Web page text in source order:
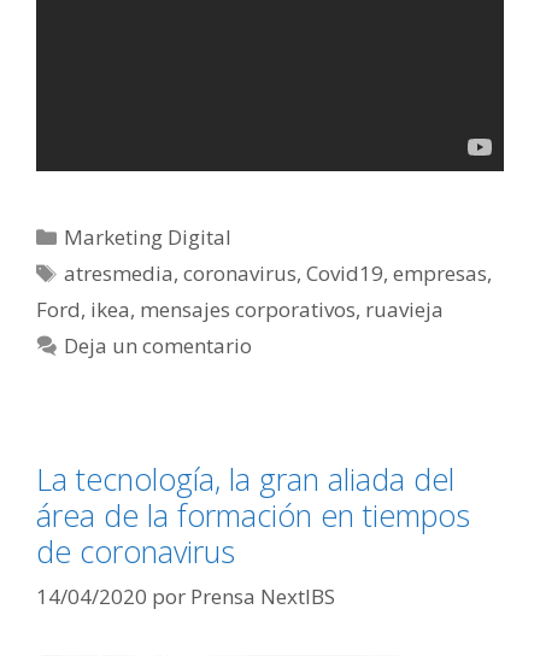
Categorías
Marketing Digital
Etiquetas
atresmedia,coronavirus,Covid19,empresas,
Ford, ikea, mensajes corporativos, ruavieja
Deja un comentario
La tecnología, la gran aliada del
área de la formación en tiempos
de coronavirus
14/04/2020 por Prensa NextIBS